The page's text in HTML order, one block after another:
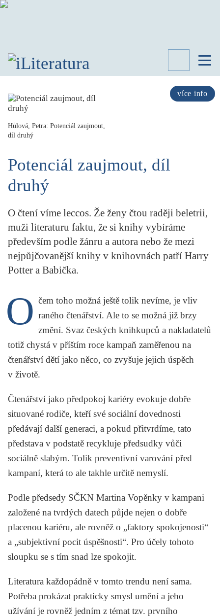
více info
SPISOVATELÉ
KNIHY
LITERATURY
KATEGORIE
PŘEHLED
KRITIKA PŘEKLADU
UKÁZKA
ILIGLOSA
Hůlová, Petra: Potenciál zaujmout,
díl druhý
Potenciál zaujmout, díl
druhý
O čtení víme leccos. Že ženy čtou raději beletrii,
muži literaturu faktu, že si knihy vybíráme
především podle žánru a autora nebo že mezi
nejpůjčovanější knihy v knihovnách patří Harry
Potter a Babička.
O čem toho možná ještě tolik nevíme, je vliv
raného čtenářství. Ale to se možná již brzy
změní. Svaz českých knihkupců a nakladatelů
totiž chystá v příštím roce kampaň zaměřenou na
čtenářství dětí jako něco, co zvyšuje jejich úspěch
v životě.
Čtenářství jako předpokoj kariéry evokuje dobře
situované rodiče, kteří své sociální dovednosti
předávají další generaci, a pokud přitvrdíme, tato
představa v podstatě recykluje předsudky vůči
sociálně slabým. Tolik preventivní varování před
kampaní, která to ale takhle určitě nemyslí.
Podle předsedy SČKN Martina Vopěnky v kampani
založené na tvrdých datech půjde nejen o dobře
placenou kariéru, ale rovněž o „faktory spokojenosti“
a „subjektivní pocit úspěšnosti“. Pro účely tohoto
sloupku se s tím snad lze spokojit.
Literatura každopádně v tomto trendu není sama.
Potřeba prokázat prakticky smysl umění a jeho
užívání je rovněž jedním z témat tzv. prvního